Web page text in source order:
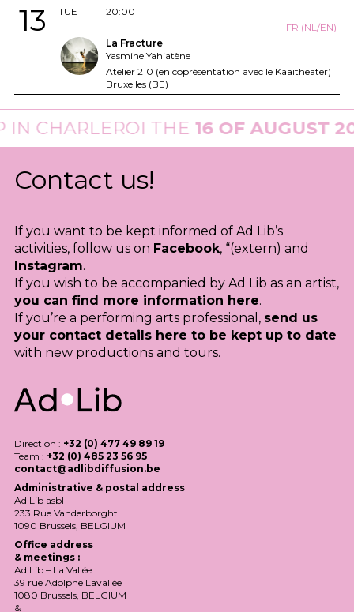
TUE
13
20:00
FR (NL/EN)
La Fracture
Yasmine Yahiatène
Atelier 210 (en coprésentation avec le Kaaitheater)
Bruxelles (BE)
THE16 OF AUGUST 2026·
Contact us!
If you want to be kept informed of Ad Lib’s
activities, follow us on Facebook, “(extern) and
Instagram.
If you wish to be accompanied by Ad Lib as an artist,
you can find more information here.
If you’re a performing arts professional, send us
your contact details here to be kept up to date
with new productions and tours.
Direction : +32 (0) 477 49 89 19
Team : +32 (0) 485 23 56 95
contact@adlibdiffusion.be
Administrative & postal address
Ad Lib asbl
233 Rue Vanderborght
1090 Brussels, BELGIUM
Office address
& meetings :
Ad Lib – La Vallée
39 rue Adolphe Lavallée
1080 Brussels, BELGIUM
&